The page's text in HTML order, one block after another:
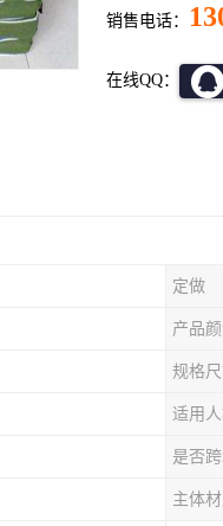
销售电话：
在线QQ：
定做
产品
规格
适用
是否
主体